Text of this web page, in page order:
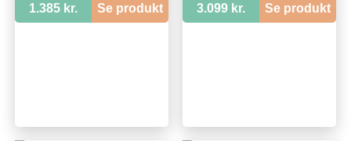
1.385 kr. Se produkt 3.099 kr. Se produkt